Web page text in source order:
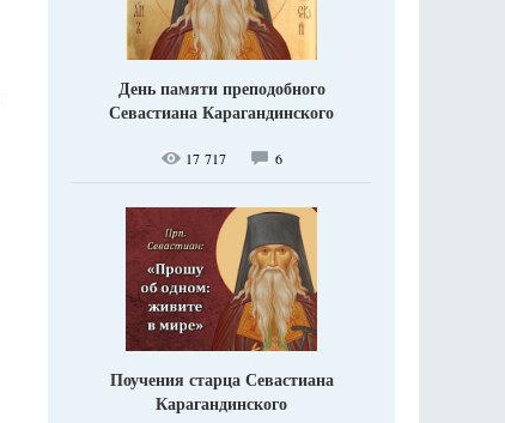
День памяти преподобного
Севастиана Карагандинского
17 717 6
Поучения старца Севастиана
Карагандинского